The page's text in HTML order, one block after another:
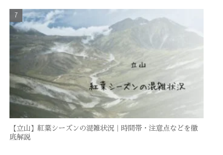
【立山】紅葉シーズンの混雑状況｜時間帯・注意点などを徹
底解説